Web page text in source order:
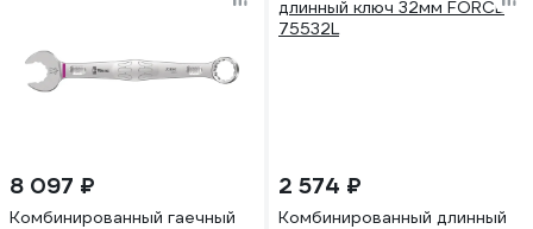
8 097 ₽
Комбинированный гаечный
2 574 ₽
Комбинированный длинный